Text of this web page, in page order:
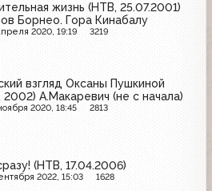
жизнь (НТВ, 25.07.2001)
Борнео. Гора Кинабалу
2020, 19:19 3219
взгляд Оксаны Пушкиной
А.Макаревич (не с начала)
2020, 18:45 2813
(НТВ, 17.04.2006)
2022, 15:03 1628